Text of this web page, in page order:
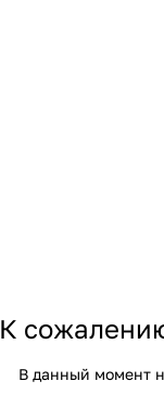
К
В данный момент